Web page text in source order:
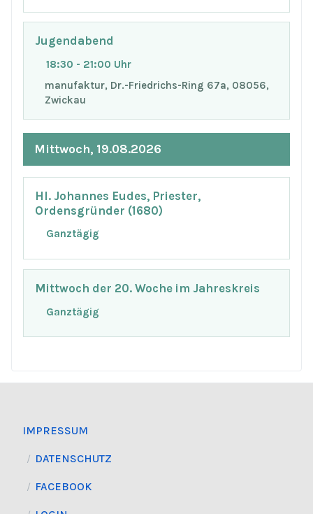
Jugendabend
18:30 - 21:00 Uhr
manufaktur, Dr.-Friedrichs-Ring 67a, 08056,
Zwickau
Mittwoch, 19.08.2026
Hl. Johannes Eudes, Priester,
Ordensgründer (1680)
Ganztägig
Mittwoch der 20. Woche im Jahreskreis
Ganztägig
IMPRESSUM
DATENSCHUTZ
FACEBOOK